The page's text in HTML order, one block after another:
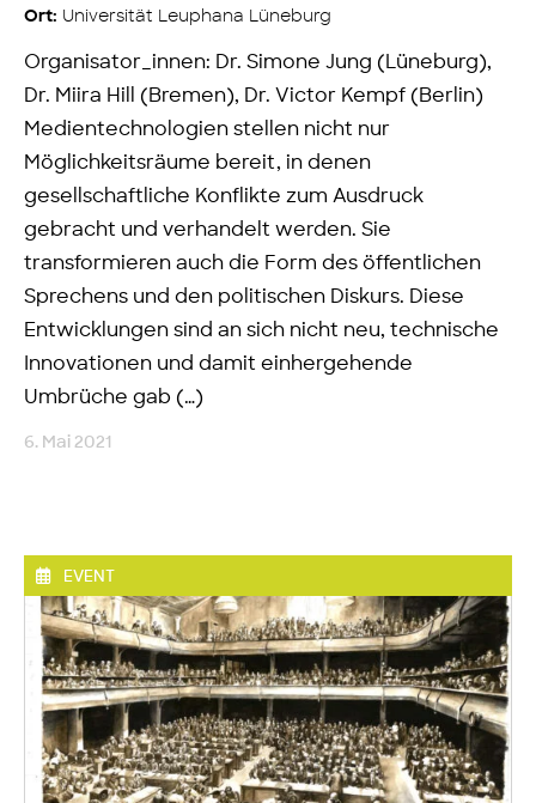
Ort: Universität Leuphana Lüneburg
Organisator_innen: Dr. Simone Jung (Lüneburg),
Dr. Miira Hill (Bremen), Dr. Victor Kempf (Berlin)
Medientechnologien stellen nicht nur
Möglichkeitsräume bereit, in denen
gesellschaftliche Konflikte zum Ausdruck
gebracht und verhandelt werden. Sie
transformieren auch die Form des öffentlichen
Sprechens und den politischen Diskurs. Diese
Entwicklungen sind an sich nicht neu, technische
Innovationen und damit einhergehende
Umbrüche gab (…)
6. Mai 2021
EVENT